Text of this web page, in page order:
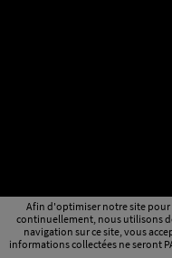
Afin d'optimiser notre site
continuellement, nous utilisons
navigation sur ce site, vous
informations collectées ne seront